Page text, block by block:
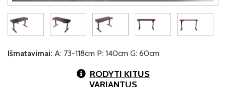
Išmatavimai: A: 73-118cm P: 140cm G: 60cm
RODYTI KITUS
VARIANTUS